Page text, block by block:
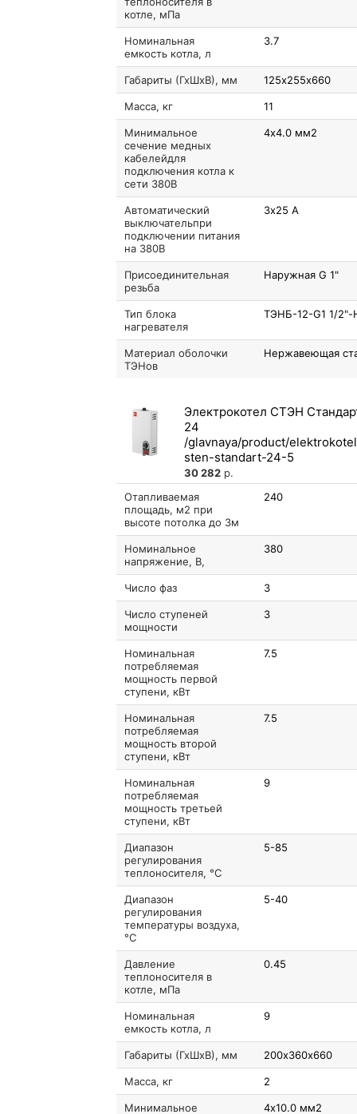
котле, мПа
Номинальная
емкость котла, л
3.7
Габариты (ГхШхВ), мм 125х255х660
Масса, кг 11
Минимальное
сечение медных
кабелейдля
подключения котла к
сети 380В
4х4.0 мм2
Автоматический
выключательпри
подключении питания
на 380В
3х25 А
Присоединительная
резьба
Наружная G 1"
Тип блока
нагревателя
ТЭНБ-12-G1 1/
Материал оболочки
ТЭНов
Нержавеющая
Электрокотел СТЭН
24
30 282 р.
Отапливаемая
площадь, м2 при
высоте потолка до 3м
240
Номинальное
напряжение, В,
380
Число фаз 3
Число ступеней
мощности
3
Номинальная
потребляемая
мощность первой
ступени, кВт
7.5
Номинальная
потребляемая
мощность второй
ступени, кВт
7.5
Номинальная
потребляемая
мощность третьей
ступени, кВт
9
Диапазон
регулирования
теплоносителя, °C
5-85
Диапазон
регулирования
температуры воздуха,
°C
5-40
Давление
теплоносителя в
котле, мПа
0.45
Номинальная
емкость котла, л
9
Габариты (ГхШхВ), мм 200х360х660
Масса, кг 2
Минимальное 4х10.0 мм2